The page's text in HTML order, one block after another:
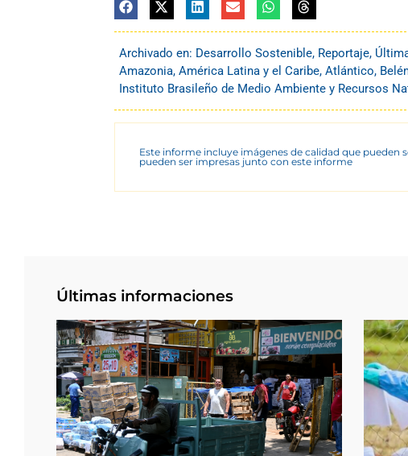
Archivado en: Desarrollo Sostenible, Reportaje,
Amazonia, América Latina y el Caribe, Atlántico,
Instituto Brasileño de Medio Ambiente y Recursos
Este informe incluye imágenes de calidad que pueden
pueden ser impresas junto con este informe
Últimas informaciones